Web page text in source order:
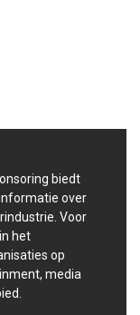
biedt
over
Voor
het
op
media